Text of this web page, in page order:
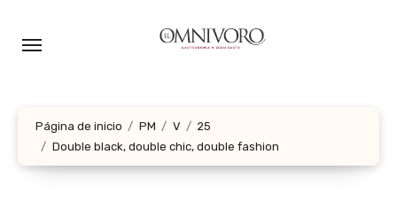
Página de inicio PM V
25
Double black, double chic, double fashion